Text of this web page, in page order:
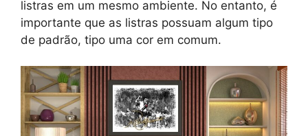
listras em um mesmo ambiente. No entanto, é
importante que as listras possuam algum tipo
de padrão, tipo uma cor em comum.